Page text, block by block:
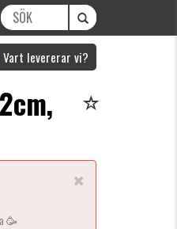
Vart levererar vi?
🥳